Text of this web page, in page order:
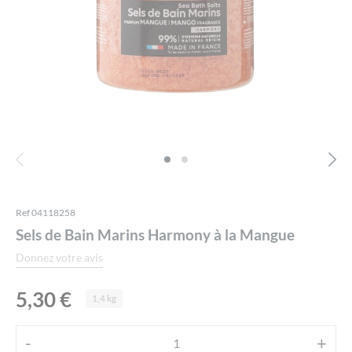
Ref 04118258
Sels de Bain Marins Harmony à la Mangue
Donnez votre avis
5,30€ 1,4 kg
- +